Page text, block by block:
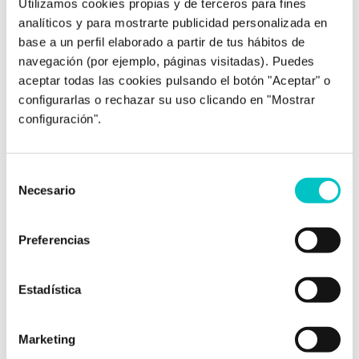
Utilizamos cookies propias y de terceros para fines
analíticos y para mostrarte publicidad personalizada en
base a un perfil elaborado a partir de tus hábitos de
navegación (por ejemplo, páginas visitadas). Puedes
aceptar todas las cookies pulsando el botón "Aceptar" o
configurarlas o rechazar su uso clicando en "Mostrar
configuración".
Necesario
Preferencias
Estadística
Marketing
12/01/2017
Mal de amores
El viernes es… ¡San Valentín! Lo de santo tiene
que venir por la paciencia que reparte,
porque estar en pareja no es nada fácil y a
Este viernes es el día de las rosas y los dulces,
de las cenas románticas y los regalos, pero… ¿y